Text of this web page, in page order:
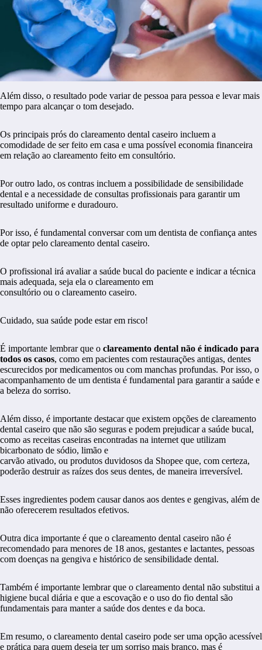
Além disso, o resultado pode variar de pessoa para pessoa e levar mais
tempo para alcançar o tom desejado.
Os principais prós do clareamento dental caseiro incluem a
comodidade de ser feito em casa e uma possível economia financeira
em relação ao clareamento feito em consultório.
Por outro lado, os contras incluem a possibilidade de sensibilidade
dental e a necessidade de consultas profissionais para garantir um
resultado uniforme e duradouro.
Por isso, é fundamental conversar com um dentista de confiança antes
de optar pelo clareamento dental caseiro.
O profissional irá avaliar a saúde bucal do paciente e indicar a técnica
mais adequada, seja ela o clareamento em
consultório ou o clareamento caseiro.
Cuidado, sua saúde pode estar em risco!
É importante lembrar que o clareamento dental não é indicado para
todos os casos, como em pacientes com restaurações antigas, dentes
escurecidos por medicamentos ou com manchas profundas. Por isso, o
acompanhamento de um dentista é fundamental para garantir a saúde e
a beleza do sorriso.
Além disso, é importante destacar que existem opções de clareamento
dental caseiro que não são seguras e podem prejudicar a saúde bucal,
como as receitas caseiras encontradas na internet que utilizam
bicarbonato de sódio, limão e
carvão ativado, ou produtos duvidosos da Shopee que, com certeza,
poderão destruir as raízes dos seus dentes, de maneira irreversível.
Esses ingredientes podem causar danos aos dentes e gengivas, além de
não oferecerem resultados efetivos.
Outra dica importante é que o clareamento dental caseiro não é
recomendado para menores de 18 anos, gestantes e lactantes, pessoas
com doenças na gengiva e histórico de sensibilidade dental.
Também é importante lembrar que o clareamento dental não substitui a
higiene bucal diária e que a escovação e o uso do fio dental são
fundamentais para manter a saúde dos dentes e da boca.
Em resumo, o clareamento dental caseiro pode ser uma opção acessível
e prática para quem deseja ter um sorriso mais branco, mas é